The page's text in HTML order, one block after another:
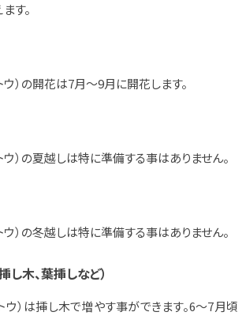
す。
ウ）の開花は7月～9月に開花します。
ウ）の夏越しは特に準備する事はありません。
ウ）の冬越しは特に準備する事はありません。
し木、葉挿しなど）
ウ）は挿し木で増やす事ができます。6～7月頃